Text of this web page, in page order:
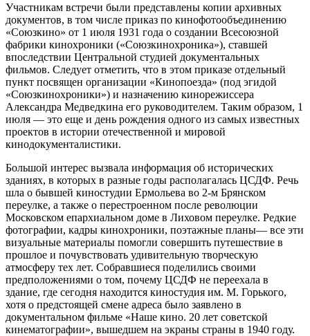
Участникам встречи были представлены копии архивных
документов, в том числе приказ по кинофотообъединению
«Союзкино» от 1 июля 1931 года о создании Всесоюзной
фабрики кинохроники («Союзкинохроника»), ставшей
впоследствии Центральной студией документальных
фильмов. Следует отметить, что в этом приказе отдельный
пункт посвящен организации «Кинопоезда» (под эгидой
«Союзкинохроники») и назначению кинорежиссера
Александра Медведкина его руководителем. Таким образом, 1
июля — это еще и день рождения одного из самых известных
проектов в истории отечественной и мировой
кинодокументалистики.
Большой интерес вызвала информация об исторических
зданиях, в которых в разные годы располагалась ЦСДФ. Речь
шла о бывшей киностудии Ермольева во 2-м Брянском
переулке, а также о перестроенном после революции
Московском епархиальном доме в Лиховом переулке. Редкие
фотографии, кадры кинохроники, поэтажные планы— все эти
визуальные материалы помогли совершить путешествие в
прошлое и почувствовать удивительную творческую
атмосферу тех лет. Собравшиеся поделились своими
предположениями о том, почему ЦСДФ не переехала в
здание, где сегодня находится киностудия им. М. Горького,
хотя о предстоящей смене адреса было заявлено в
документальном фильме «Наше кино. 20 лет советской
кинематографии», вышедшем на экраны страны в 1940 году.